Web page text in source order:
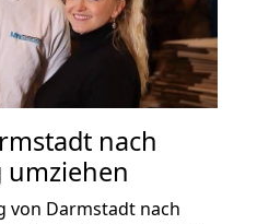
nach
umziehen
von Darmstadt nach